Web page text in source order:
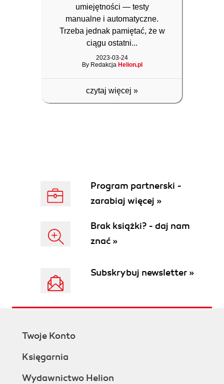
umiejętności — testy
manualne i automatyczne.
Trzeba jednak pamiętać, że w
ciągu ostatni...
2023-03-24
By Redakcja Helion.pl
czytaj więcej »
Program partnerski -
zarabiaj więcej »
Brak książki? - daj nam
znać »
Subskrybuj newsletter »
Twoje Konto
Księgarnia
Wydawnictwo Helion